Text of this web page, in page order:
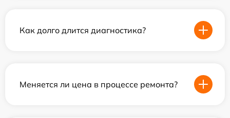
Как долго длится диагностика?
Меняется ли цена в процессе ремонта?